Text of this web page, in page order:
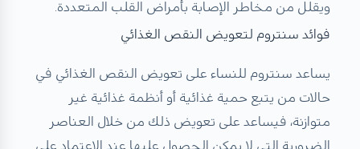
ويقلل من مخاطر الإصابة بأمراض القلب المتعددة.
فوائد سنتروم لتعويض النقص الغذائي
يساعد سنتروم للنساء على تعويض النقص الغذائي في
حالات من يتبع حمية غذائية أو أنظمة غذائية غير
متوازنة، فيساعد على تعويض ذلك من خلال العناصر
الضرورية التي لا يمكن الحصول عليها عند الاعتماد على